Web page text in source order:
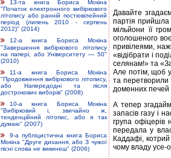
13-та книга Бориса Мокіна
"Початок електронного вибіркового
літопису або ранній постювілейний
період (липень 2010 - серпень
2012)" (2014)
12-а книга Бориса Мокіна
"Завершення вибіркового літопису
на папері, або Університету — 50"
(2010)
11-а книга Бориса Мокіна
"Продовження вибіркового літопису,
або Напередодні та після
дострокових виборів" (2008)
10-а книга Бориса Мокіна
"Вибірковий і, звичайно ж,
тенденційний літопис, або я так
думаю" (2007)
9-а публіцистична книга Бориса
Мокіна "Друге дихання, або З чужої
пісні слова не викинеш" (2006)
Давайте
партія прийшла
мільйони її
оголошеного
привілеями,
«відібрати і
селянам!» та
Але потім, щоб
та перетворили
доменних печей
А тепер
запасів газу і
група офіцерів
передала у
Каддафі,
чому владу усе-